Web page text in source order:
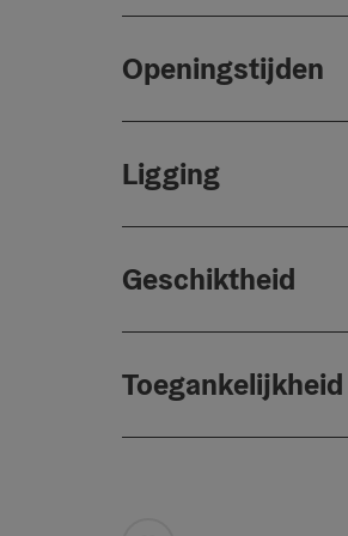
Openingstijden
Ligging
Geschiktheid
Toegankelijkheid